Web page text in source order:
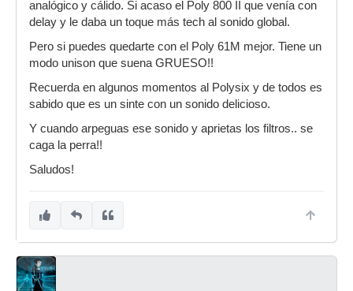
analógico y cálido. Si acaso el Poly 800 II que venía con
delay y le daba un toque más tech al sonido global.
Pero si puedes quedarte con el Poly 61M mejor. Tiene un
modo unison que suena GRUESO!!
Recuerda en algunos momentos al Polysix y de todos es
sabido que es un sinte con un sonido delicioso.
Y cuando arpeguas ese sonido y aprietas los filtros.. se
caga la perra!!
Saludos!